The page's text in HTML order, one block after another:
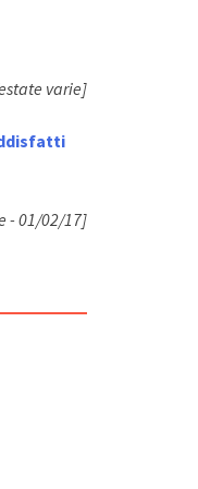
varie]
- 01/02/17]